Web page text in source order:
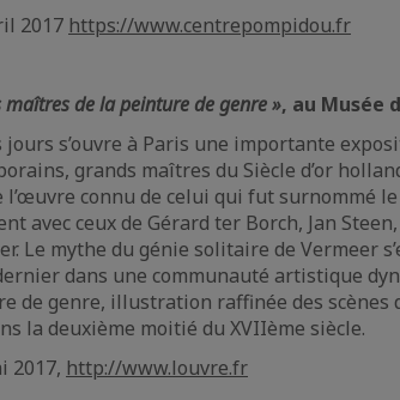
2017 https://www.centrepompidou.fr
maîtres de la peinture de genre », au Musée
jours s’ouvre à Paris une importante
grands maîtres du Siècle d’or
connu de celui qui fut surnommé
avec ceux de Gérard ter Borch, Jan
Le mythe du génie solitaire de Vermeer
dans une communauté artistique
de genre, illustration raffinée des scènes
la deuxième moitié du XVIIème siècle.
2017, http://www.louvre.fr